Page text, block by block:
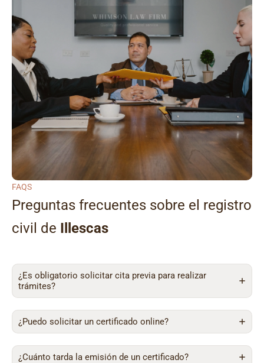
FAQS
Preguntas frecuentes sobre el registro
civil de Illescas
¿Es obligatorio solicitar cita previa para realizar
trámites?
¿Puedo solicitar un certificado online?
¿Cuánto tarda la emisión de un certificado?